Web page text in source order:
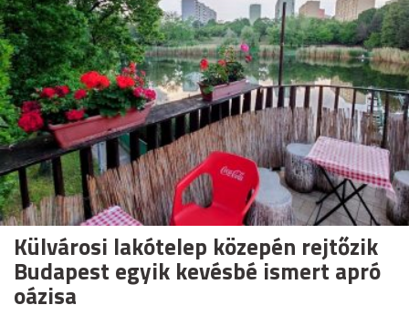
Külvárosi lakótelep közepén rejtőzik
Budapest egyik kevésbé ismert apró
oázisa